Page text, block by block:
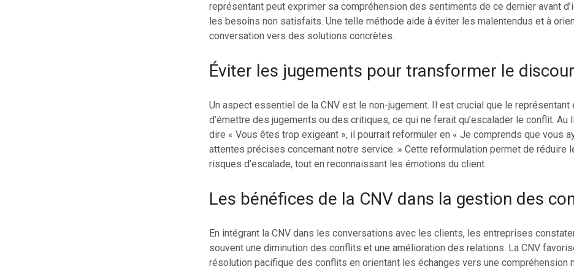
représentant peut exprimer sa compréhension des sentiments de ce dernier avant
les besoins non satisfaits. Une telle méthode aide à éviter les malentendus et à
conversation vers des solutions concrètes.
Éviter les jugements pour transformer le
Un aspect essentiel de la CNV est le non-jugement. Il est crucial que le représentant
d’émettre des jugements ou des critiques, ce qui ne ferait qu’escalader le conflit. Au
dire « Vous êtes trop exigeant », il pourrait reformuler en « Je comprends que vous
attentes précises concernant notre service. » Cette reformulation permet de réduire
risques d’escalade, tout en reconnaissant les émotions du client.
Les bénéfices de la CNV dans la gestion des
En intégrant la CNV dans les conversations avec les clients, les entreprises
souvent une diminution des conflits et une amélioration des relations. La CNV
résolution pacifique des conflits en orientant les échanges vers une compréhension